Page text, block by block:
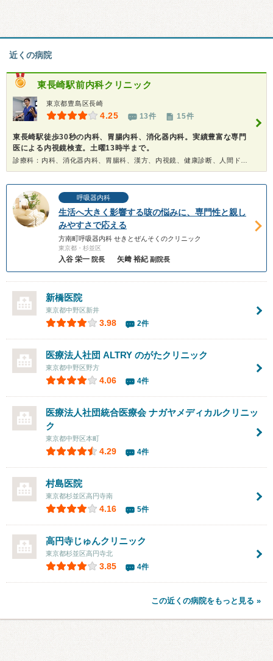
近くの病院
東長崎駅前内科クリニック
東京都豊島区長崎
4.25 13件 15件
東長崎駅徒歩30秒の内科、胃腸内科、消化器内科。実績豊富な専門
医による内視鏡検査。土曜13時半まで。
呼吸器内科
生活へ大きく影響する咳の悩みに、専門性と親し
みやすさで応える
方南町呼吸器内科 せきとぜんそくのクリニック
東京都・杉並区
入谷 栄一 院長 矢﨑 裕紀 副院長
新橋医院
東京都中野区新井
3.98 2件
医療法人社団 ALTRY のがたクリニック
東京都中野区野方
4.06 4件
医療法人社団統合医療会 ナガヤメディカルクリニッ
ク
東京都中野区本町
4.29 4件
村島医院
東京都杉並区高円寺南
4.16 5件
高円寺じゅんクリニック
東京都杉並区高円寺北
3.85 4件
この近くの病院をもっと見る »